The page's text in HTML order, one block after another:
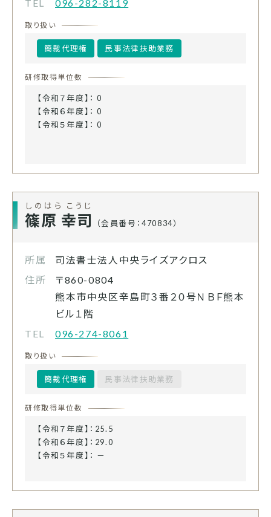
TEL
096-282-8119
取り扱い
簡裁代理権 民事法律扶助業務
研修取得単位数
【令和７年度】： 0
【令和６年度】： 0
【令和５年度】： 0
篠原 幸司
しのはら こうじ
（会員番号：470834）
所属
司法書士法人中央ライズアクロス
住所
〒860-0804
熊本市中央区辛島町３番２０号ＮＢＦ熊本
ビル１階
TEL
096-274-8061
取り扱い
簡裁代理権 民事法律扶助業務
研修取得単位数
【令和７年度】：25.5
【令和６年度】：29.0
【令和５年度】： －